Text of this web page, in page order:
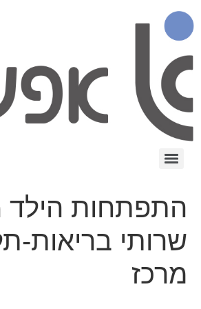
התפתחות הילד
שרותי בריאות-
מרכז